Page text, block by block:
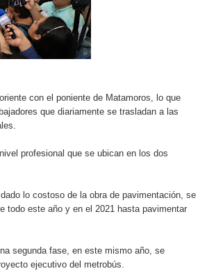
con el poniente de Matamoros, lo que
que diariamente se trasladan a las
profesional que se ubican en los dos
lo costoso de la obra de pavimentación, se
todo este año y en el 2021 hasta pavimentar
segunda fase, en este mismo año, se
ejecutivo del metrobús.